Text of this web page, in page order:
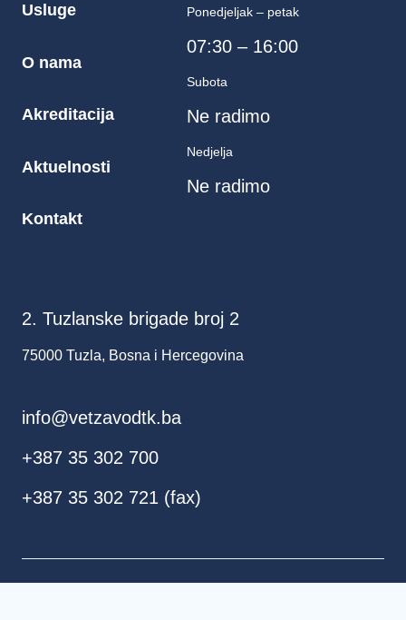
Usluge
O nama
Akreditacija
Aktuelnosti
Kontakt
Ponedjeljak – petak
07:30 – 16:00
Subota
Ne radimo
Nedjelja
Ne radimo
2. Tuzlanske brigade broj 2
75000 Tuzla, Bosna i Hercegovina
info@vetzavodtk.ba
+387 35 302 700
+387 35 302 721 (fax)